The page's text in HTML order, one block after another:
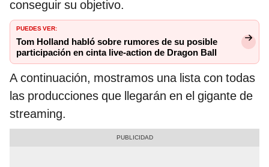
conseguir su objetivo.
PUEDES VER:
Tom Holland habló sobre rumores de su posible
participación en cinta live-action de Dragon Ball
A continuación, mostramos una lista con todas
las producciones que llegarán en el gigante de
streaming.